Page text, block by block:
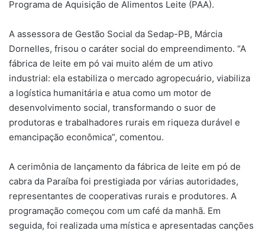
Programa de Aquisição de Alimentos Leite (PAA).
A assessora de Gestão Social da Sedap-PB, Márcia
Dornelles, frisou o caráter social do empreendimento. “A
fábrica de leite em pó vai muito além de um ativo
industrial: ela estabiliza o mercado agropecuário, viabiliza
a logística humanitária e atua como um motor de
desenvolvimento social, transformando o suor de
produtoras e trabalhadores rurais em riqueza durável e
emancipação econômica”, comentou.
A cerimônia de lançamento da fábrica de leite em pó de
cabra da Paraíba foi prestigiada por várias autoridades,
representantes de cooperativas rurais e produtores. A
programação começou com um café da manhã. Em
seguida, foi realizada uma mística e apresentadas canções